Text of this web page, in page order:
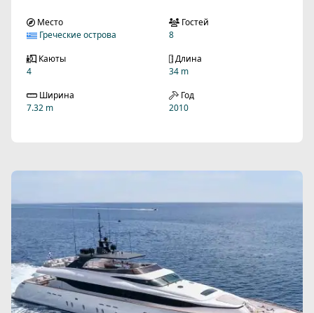
Место
Греческие острова
Гостей
8
Каюты
4
Длина
34 m
Ширина
7.32 m
Год
2010